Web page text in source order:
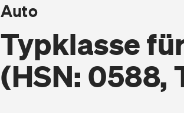
Typklasse
(HSN: 0588,
Auto